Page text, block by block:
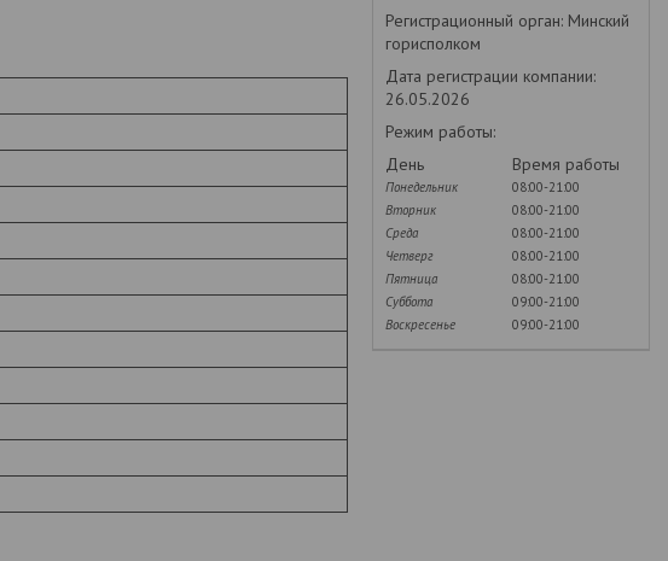
Регистрационный орган: Минский
горисполком
Дата регистрации компании:
26.05.2026
Режим работы:
День
Время работы
Понедельник
08:00-21:00
Вторник
08:00-21:00
Среда
08:00-21:00
Четверг
08:00-21:00
Пятница
08:00-21:00
Суббота
09:00-21:00
Воскресенье
09:00-21:00